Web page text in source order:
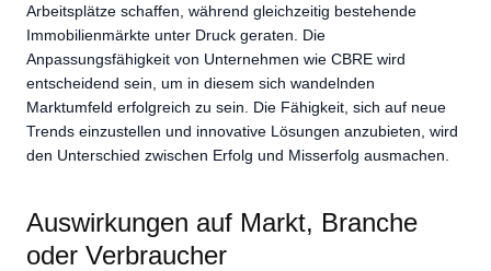
Arbeitsplätze schaffen, während gleichzeitig bestehende
Immobilienmärkte unter Druck geraten. Die
Anpassungsfähigkeit von Unternehmen wie CBRE wird
entscheidend sein, um in diesem sich wandelnden
Marktumfeld erfolgreich zu sein. Die Fähigkeit, sich auf neue
Trends einzustellen und innovative Lösungen anzubieten, wird
den Unterschied zwischen Erfolg und Misserfolg ausmachen.
Auswirkungen auf Markt, Branche
oder Verbraucher